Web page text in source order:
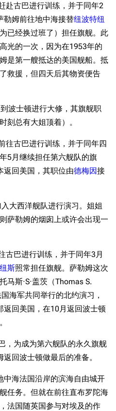
赴古巴进行训练，并于同年2
勒姆前往地中海接替纽波特纽
已经换过班了）担任旗舰。此
光的一次，因为在1953年的
是第一艘抵达的美国舰船。抵
救援，但四天后其物资便告
波士顿进行大修，其旗舰职
刻总有大姐顶着）。
往古巴进行训练，并于同年四
5月继续担任第六舰队的旗
返回美国，其职位由德梅因接
大西洋舰队进行演习。姐姐
萨勒姆的烟囱上或许会出现一
古巴进行训练，并于同年3月
斯照常担任旗舰。萨勒姆这次
马斯·S·盖茨（Thomas S.
海军共同举行的北约演习，
回美国，在10月返回波士顿
，为成为第六舰队的永久旗舰
回波士顿做最后的准备。
中海法国沿岸的滨海自由城开
任务。但就在前往直布罗陀海
法国随英国参与对埃及的作